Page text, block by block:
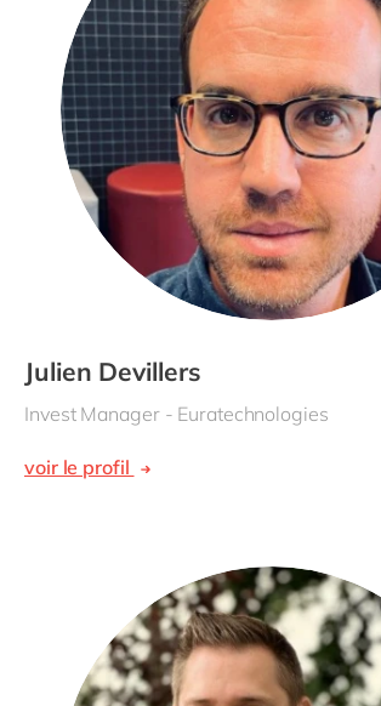
Julien Devillers
Invest Manager - Euratechnologies
voir le profil